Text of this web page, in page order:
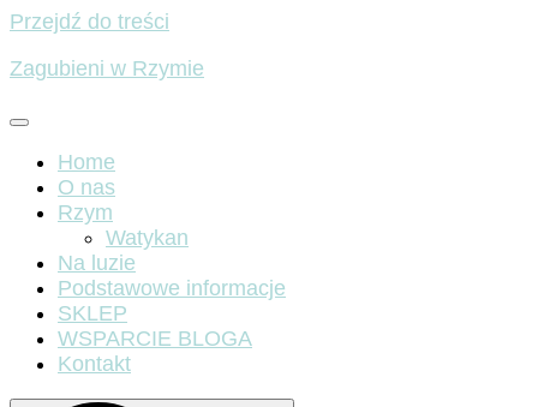
Przejdź do treści
Zagubieni w Rzymie
Home
O nas
Rzym
Watykan
Na luzie
Podstawowe informacje
SKLEP
WSPARCIE BLOGA
Kontakt